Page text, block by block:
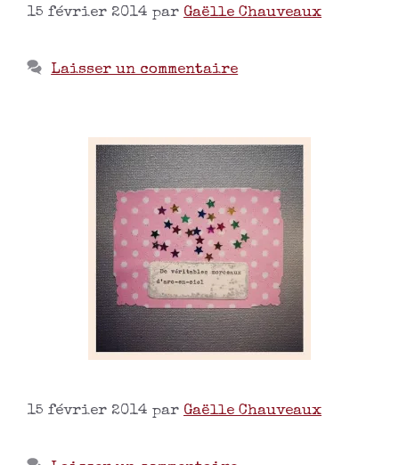
15 février 2014 par Gaëlle Chauveaux
Laisser un commentaire
15 février 2014 par Gaëlle Chauveaux